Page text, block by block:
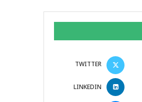
TWITTER
LINKEDIN